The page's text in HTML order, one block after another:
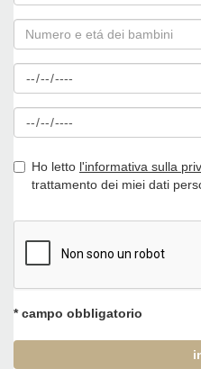
Ho letto l'informativa sulla
trattamento dei miei dati
* campo obbligatorio